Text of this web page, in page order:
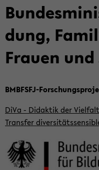
dung,
Frau­en
BMBFSFJ-​
DiVa - Di­dak­tik der
Trans­fer